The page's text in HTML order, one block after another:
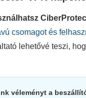
csomagot és
lehetővé teszi,
véleményt a